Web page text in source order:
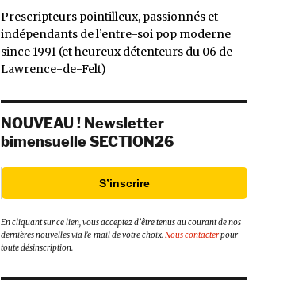
Prescripteurs pointilleux, passionnés et
indépendants de l’entre-soi pop moderne
since 1991 (et heureux détenteurs du 06 de
Lawrence-de-Felt)
NOUVEAU ! Newsletter
bimensuelle SECTION26
S’inscrire
En cliquant sur ce lien, vous acceptez d’être tenus au courant de nos
dernières nouvelles via l’e-mail de votre choix.Nous contacterpour
toute désinscription.